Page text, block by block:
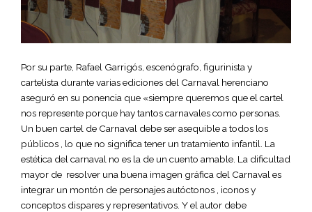
Por su parte, Rafael Garrigós, escenógrafo, figurinista y
cartelista durante varias ediciones del Carnaval herenciano
aseguró en su ponencia que «siempre queremos que el cartel
nos represente porque hay tantos carnavales como personas.
Un buen cartel de Carnaval debe ser asequible a todos los
públicos , lo que no significa tener un tratamiento infantil. La
estética del carnaval no es la de un cuento amable. La dificultad
mayor de resolver una buena imagen gráfica del Carnaval es
integrar un montón de personajes autóctonos , iconos y
conceptos dispares y representativos. Y el autor debe